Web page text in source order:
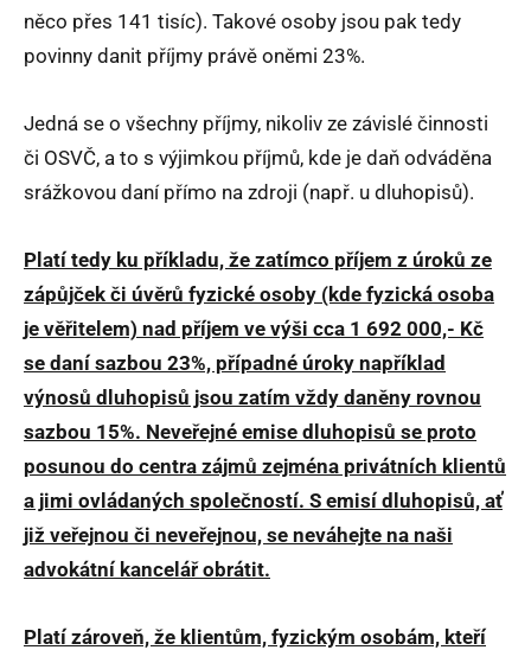
něco přes 141 tisíc). Takové osoby jsou pak tedy
povinny danit příjmy právě oněmi 23%.
Jedná se o všechny příjmy, nikoliv ze závislé činnosti
či OSVČ, a to s výjimkou příjmů, kde je daň odváděna
srážkovou daní přímo na zdroji (např. u dluhopisů).
Platí tedy ku příkladu, že zatímco příjem z úroků ze
zápůjček či úvěrů fyzické osoby (kde fyzická osoba
je věřitelem) nad příjem ve výši cca 1 692 000,- Kč
se daní sazbou 23%, případné úroky například
výnosů dluhopisů jsou zatím vždy daněny rovnou
sazbou 15%. Neveřejné emise dluhopisů se proto
posunou do centra zájmů zejména privátních klientů
a jimi ovládaných společností. S emisí dluhopisů, ať
již veřejnou či neveřejnou, se neváhejte na naši
advokátní kancelář obrátit.
Platí zároveň, že klientům, fyzickým osobám, kteří